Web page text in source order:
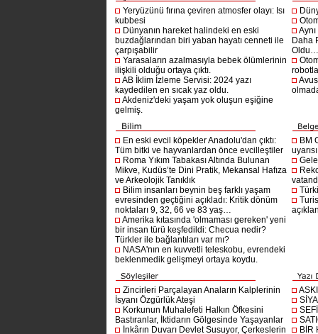
Yeryüzünü fırına çeviren atmosfer olayı: Isı
kubbesi
Dünyanın hareket halindeki en eski
buzdağlarından biri yaban hayatı cenneti ile
çarpışabilir
Yarasaların azalmasıyla bebek ölümlerinin
ilişkili olduğu ortaya çıktı.
AB İklim İzleme Servisi: 2024 yazı
kaydedilen en sıcak yaz oldu.
Akdeniz'deki yaşam yok oluşun eşiğine
gelmiş.
Daha
Oldu…
En eski evcil köpekler Anadolu'dan çıktı:
Tüm bitki ve hayvanlardan önce evcilleştiler
Roma Yıkım Tabakası Altında Bulunan
Mikve, Kudüs’te Dini Pratik, Mekansal Hafıza
ve Arkeolojik Tanıklık
Bilim insanları beynin beş farklı yaşam
evresinden geçtiğini açıkladı: Kritik dönüm
noktaları 9, 32, 66 ve 83 yaş…
Amerika kıtasında 'olmaması gereken' yeni
bir insan türü keşfedildi: Checua nedir?
Türkler ile bağlantıları var mı?
NASA'nın en kuvvetli teleskobu, evrendeki
beklenmedik gelişmeyi ortaya koydu.
BM
Zincirleri Parçalayan Anaların Kalplerinin
İsyanı Özgürlük Ateşi
Korkunun Muhalefeti Halkın Öfkesini
Bastıranlar, İktidarın Gölgesinde Yaşayanlar
İnkârın Duvarı Devlet Susuyor, Çerkeslerin
BİR